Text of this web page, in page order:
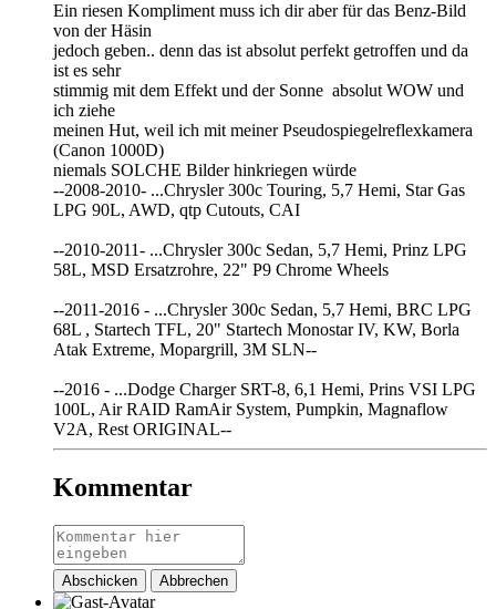
Ein riesen Kompliment muss ich dir aber für das Benz-Bild
von der Häsin
jedoch geben.. denn das ist absolut perfekt getroffen und da
ist es sehr
stimmig mit dem Effekt und der Sonne absolut WOW und
ich ziehe
meinen Hut, weil ich mit meiner Pseudospiegelreflexkamera
(Canon 1000D)
niemals SOLCHE Bilder hinkriegen würde
--2008-2010- ...Chrysler 300c Touring, 5,7 Hemi, Star Gas
LPG 90L, AWD, qtp Cutouts, CAI
--2010-2011- ...Chrysler 300c Sedan, 5,7 Hemi, Prinz LPG
58L, MSD Ersatzrohre, 22" P9 Chrome Wheels
--2011-2016 - ...Chrysler 300c Sedan, 5,7 Hemi, BRC LPG
68L , Startech TFL, 20" Startech Monostar IV, KW, Borla
Atak Extreme, Mopargrill, 3M SLN--
--2016 - ...Dodge Charger SRT-8, 6,1 Hemi, Prins VSI LPG
100L, Air RAID RamAir System, Pumpkin, Magnaflow
V2A, Rest ORIGINAL--
Kommentar
Abschicken Abbrechen